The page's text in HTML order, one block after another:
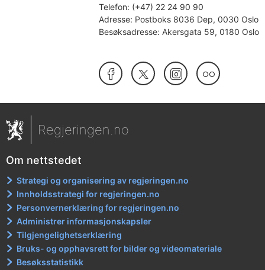
Telefon: (+47) 22 24 90 90
Adresse: Postboks 8036 Dep, 0030 Oslo
Besøksadresse: Akersgata 59, 0180 Oslo
FacebookX/Twitter Instagram
Regjeringen.no
Om nettstedet
Strategi og organisering av regjeringen.no
Innholdsstrategi for regjeringen.no
Personvernerklæring for regjeringen.no
Administrer informasjonskapsler
Tilgjengelighetserklæring
Bruks- og opphavsrett for bilder og videomateriale
Besøksstatistikk